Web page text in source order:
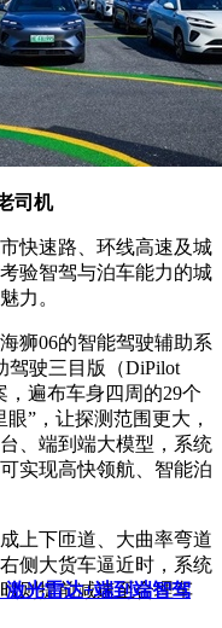
司机
快速路、环线高速及城
验智驾与泊车能力的城
力。
狮06的智能驾驶辅助系
驾驶三目版（DiPilot
，遍布车身四周的29个
”，让探测范围更大，
、端到端大模型，系统
实现高快领航、智能泊
上下匝道、大曲率弯道
侧大货车逼近时，系统
则提前减速至合理车
激光雷达+端到端智驾